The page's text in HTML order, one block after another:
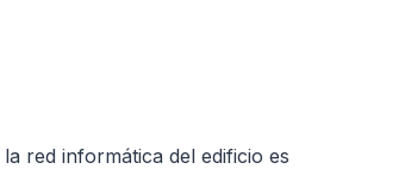
red informática del edificio es